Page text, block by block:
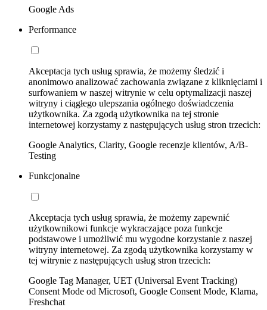
Google Ads
Performance
Akceptacja tych usług sprawia, że możemy śledzić i
anonimowo analizować zachowania związane z kliknięciami i
surfowaniem w naszej witrynie w celu optymalizacji naszej
witryny i ciągłego ulepszania ogólnego doświadczenia
użytkownika. Za zgodą użytkownika na tej stronie
internetowej korzystamy z następujących usług stron trzecich:
Google Analytics, Clarity, Google recenzje klientów, A/B-
Testing
Funkcjonalne
Akceptacja tych usług sprawia, że możemy zapewnić
użytkownikowi funkcje wykraczające poza funkcje
podstawowe i umożliwić mu wygodne korzystanie z naszej
witryny internetowej. Za zgodą użytkownika korzystamy w
tej witrynie z następujących usług stron trzecich:
Google Tag Manager, UET (Universal Event Tracking)
Consent Mode od Microsoft, Google Consent Mode, Klarna,
Freshchat